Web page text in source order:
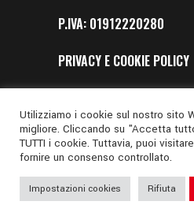
P.IVA: 01912220280
PRIVACY E COOKIE POLICY
Web Design by
Utilizziamo i cookie sul nostro sito
migliore. Cliccando su "Accetta
TUTTI i cookie. Tuttavia, puoi
fornire un consenso controllato.
Impostazioni cookies Rifiuta